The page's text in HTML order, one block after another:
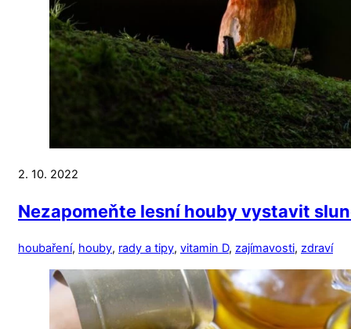
2. 10. 2022
Nezapomeňte lesní houby vystavit
houbaření, houby, rady a tipy, vitamin D, zajímavosti, zdraví